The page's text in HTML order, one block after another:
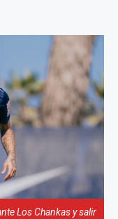
Los Chankas y salir